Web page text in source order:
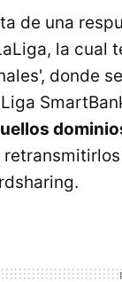
de una
la cual
donde